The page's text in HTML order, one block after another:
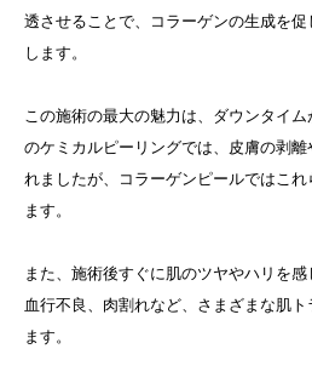
透させることで、コラーゲンの生成を
します。
この施術の最大の魅力は、ダウンタイ
のケミカルピーリングでは、皮膚の剥
れましたが、コラーゲンピールではこ
ます。
また、施術後すぐに肌のツヤやハリを
血行不良、肉割れなど、さまざまな肌
ます。